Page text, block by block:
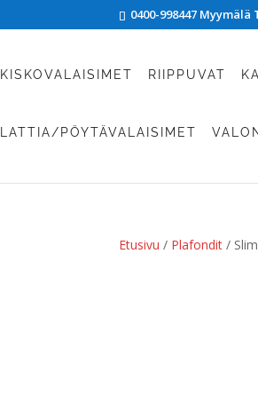
0400-998447
KISKOVALAISIMET RIIPPUVAT
LATTIA/PÖYTÄVALAISIMET
Etusivu / Plafondit /